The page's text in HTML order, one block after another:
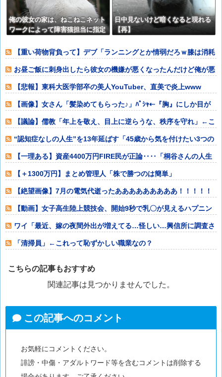
俺の彼女の家は、ねこねこネット
ワークによって障害猫担当に指定
が・・・【再】
日中見ないけど暗くなると現れる
【再】
【重い荷物背負って】デブ「ランニングとか情弱だろｗ膝は消耗
品だぞ？（ﾆﾁ
お昼ご飯に刺身出したら彼女の機嫌が悪くなったんだけど俺が悪
いのだろうか
【悲報】東科大医学部卒の美人YouTuber、直美で炎上www
【画像】女さん「髪染めてもらった♪」ﾊﾟｼｬ⇠『胸』にしか目が
いかないw
【議論】儒教「年上を敬え、目上に逆らうな、秩序を守れ」←こ
れが東アジアに
“認知症なしの人生”を13年延ばす「45歳から気を付けたい3つの
こと」
【一理ある】資産4400万円FIRE民が正論‥‥「桐谷さんの人生
後悔して
【＋1300万円】まとめ管理人「株で勝つのは簡単」
【絶望画像】7月の電気代逝ったあああああああああ！！！！！
【動画】女子高生陸上競技会、開始9秒で乳〇が見えるハプニン
グ⇒！！！！
ワイ「最近、嫁の夜間外出が増えてる…怪しい…興信所に調査さ
せたろ！」興信
「清掃員」←これって恥ずかしい職業なの？
こちらの記事もおすすめ
関連記事は見つかりませんでした。
この記事へのコメント
お気軽にコメントください。
誹謗・中傷・アダルトワード等を含むコメントは削除する